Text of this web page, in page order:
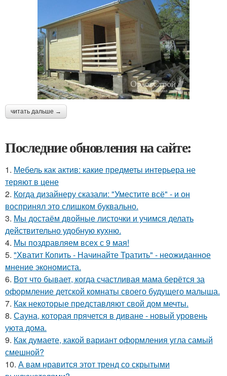
читать дальше →
Последние обновления на сайте:
1. Мебель как актив: какие предметы интерьера не
теряют в цене
2. Когда дизайнеру сказали: "Уместите всё" - и он
воспринял это слишком буквально.
3. Мы достаём двойные листочки и учимся делать
действительно удобную кухню.
4. Мы поздравляем всех с 9 мая!
5. "Хватит Копить - Начинайте Тратить" - неожиданное
мнение экономиста.
6. Вот что бывает, когда счастливая мама берётся за
оформление детской комнаты своего будущего малыша.
7. Как некоторые представляют свой дом мечты.
8. Сауна, которая прячется в диване - новый уровень
уюта дома.
9. Как думаете, какой вариант оформления угла самый
смешной?
10. А вам нравится этот тренд со скрытыми